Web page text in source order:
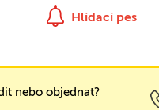
Hlídací pes
nebo objednat?